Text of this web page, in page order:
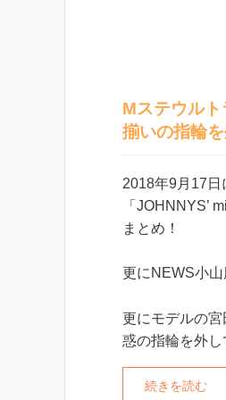
Mステウル
揃いの指輪を
2018年9月17
「JOHNNYS’
まとめ！
更にNEWS小
更にモデルの
惑の指輪を外
続きを読む